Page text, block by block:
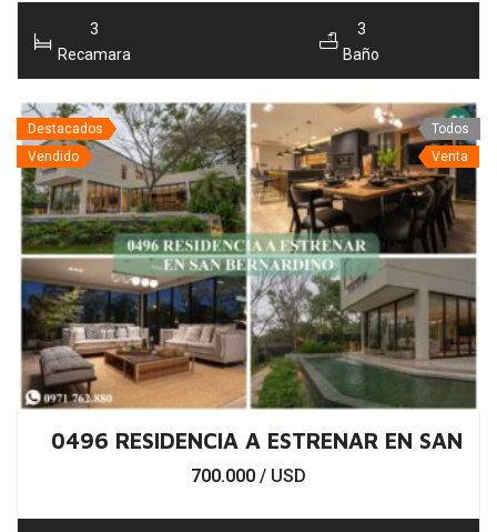
3
Recamara
3
Baño
Destacados
Vendido
Todos
Venta
0496 RESIDENCIA A ESTRENAR EN SAN
700.000 / USD